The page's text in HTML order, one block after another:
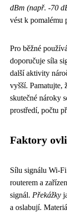
dBm (např. -70
vést k pomalému
Pro běžné
doporučuje síla
další aktivity
vyšší. Pamatujte,
skutečné nároky
prostředí, počtu
Faktory
Sílu signálu Wi-
routerem a
signál. Překážky
a oslabují.